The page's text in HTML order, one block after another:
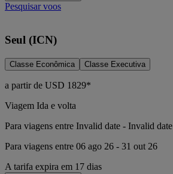
Pesquisar voos
Seul (ICN)
Classe Econômica Classe Executiva
a partir de USD 1829*
Viagem Ida e volta
Para viagens entre Invalid date - Invalid date
Para viagens entre 06 ago 26 - 31 out 26
A tarifa expira em 17 dias